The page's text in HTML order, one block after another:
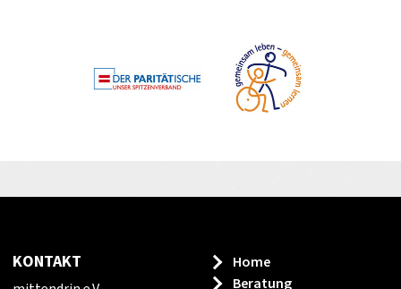
KONTAKT
Home
Beratung